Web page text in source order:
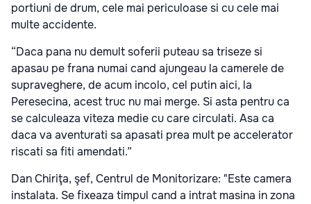
portiuni de drum, cele mai periculoase si cu cele mai
multe accidente.
“Daca pana nu demult soferii puteau sa triseze si
apasau pe frana numai cand ajungeau la camerele de
supraveghere, de acum incolo, cel putin aici, la
Peresecina, acest truc nu mai merge. Si asta pentru ca
se calculeaza viteza medie cu care circulati. Asa ca
daca va aventurati sa apasati prea mult pe accelerator
riscati sa fiti amendati.”
Dan Chiriţa, şef, Centrul de Monitorizare: "Este camera
instalata. Se fixeaza timpul cand a intrat masina in zona